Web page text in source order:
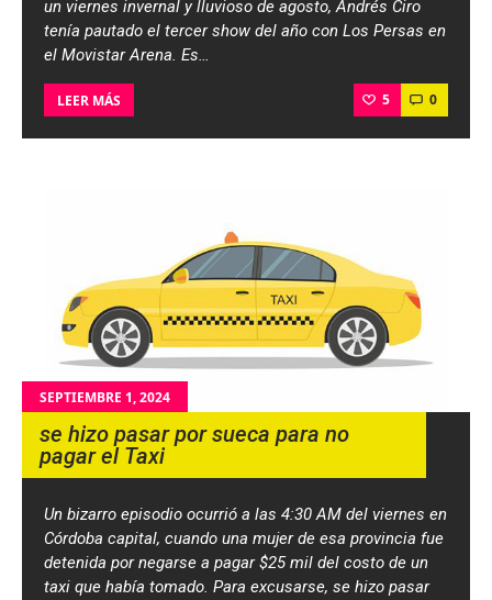
un viernes invernal y lluvioso de agosto, Andrés Ciro
tenía pautado el tercer show del año con Los Persas en
el Movistar Arena. Es…
LEER MÁS 5 0
SEPTIEMBRE 1, 2024
se hizo pasar por sueca para no
pagar el Taxi
Un bizarro episodio ocurrió a las 4:30 AM del viernes en
Córdoba capital, cuando una mujer de esa provincia fue
detenida por negarse a pagar $25 mil del costo de un
taxi que había tomado. Para excusarse, se hizo pasar